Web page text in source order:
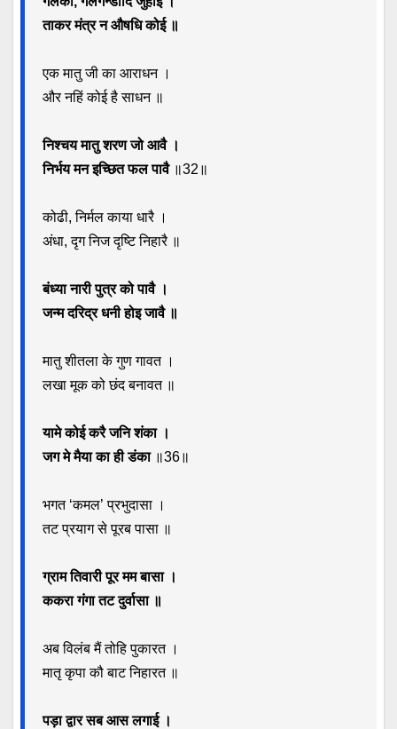
ताकर मंत्र न औषधि कोई ॥
एक मातु जी का आराधन ।
और नहिं कोई है साधन ॥
निश्चय मातु शरण जो आवै ।
निर्भय मन इच्छित फल पावै॥32॥
कोढी, निर्मल काया धारै ।
अंधा, दृग निज दृष्टि निहारै ॥
बंध्या नारी पुत्र को पावै ।
जन्म दरिद्र धनी होइ जावै ॥
मातु शीतला के गुण गावत ।
लखा मूक को छंद बनावत ॥
यामे कोई करै जनि शंका ।
जग मे मैया का ही डंका॥36॥
भगत ‘कमल’ प्रभुदासा ।
तट प्रयाग से पूरब पासा ॥
ग्राम तिवारी पूर मम बासा ।
ककरा गंगा तट दुर्वासा ॥
अब विलंब मैं तोहि पुकारत ।
मातृ कृपा कौ बाट निहारत ॥
पड़ा द्वार सब आस लगाई ।